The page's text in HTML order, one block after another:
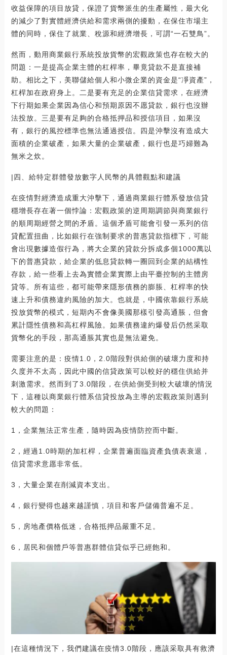
收益保障的項目放貸，保證了貨幣派生的生產屬性，最大化
的減少了對實體經濟供給和需求兩側的擾動，在保住市場主
體的同時，保住了就業、稅源和經濟增長，可謂“一石雙鳥”。
然而，動用商業銀行系統投放貨幣的宏觀政策也存在較大的
問題：一是提高企業主體的杠桿率，畢竟貸款不是直接補
助。相比之下，美聯儲給個人和小微企業的資金是“凈資產”，
杠桿加在政府身上。二是要有充足的企業信貸需求，在經濟
下行期如果企業因為信心和預期原因不愿貸款，銀行也沒辦
法投放。三是要有足夠的合格抵押品和授信項目，如果沒
有，銀行的風控標準也無法通過授信。四是沖擊沒有造成大
面積的企業破產，如果大量的企業破產，銀行也是巧婦難為
無米之炊。
|四、給特定群體發放數字人民幣的具體觀點和建議
在疫情對經濟造成重大沖擊下，通過商業銀行體系發放信貸
穩增長存在著一個悖論：宏觀政策的逆周期調節與商業銀行
的順周期經營之間的矛盾。這個矛盾可能會引發一系列的信
貸配置扭曲，比如銀行在強制要求的普惠貸款指標下，可能
會出現數據造假行為，將大企業的貸款分拆成多個1000萬以
下的普惠貸款，給企業的低息貸款轉一圈回到企業的結構性
存款，給一些看上去為實體企業實際上由平臺控制的主體房
貸等。所有這些，都可能帶來隱形債務的膨脹、杠桿率的快
速上升和債務違約風險的加大。也就是，中國依靠銀行系統
投放貨幣的模式，短期內不會像美國那樣引發高通脹，但會
累計隱性債務和高杠桿風險。如果債務違約爆發后仍然采取
貨幣化的手段，那高通脹其實也是無法避免。
需要注意的是：疫情1.0，2.0階段對供給側的破壞力度和持
久度并不太高，因此中國的信貸政策可以較好的穩住供給并
刺激需求。然而到了3.0階段，在供給側受到較大破壞的情況
下，這種以商業銀行體系信貸投放為主導的宏觀政策則遇到
較大的問題：
1，企業無法正常生產，隨時因為疫情防控而中斷。
2，經過1.0時期的加杠桿，企業普遍面臨資產負債表衰退，
信貸需求意愿非常低。
3，大量企業在削減資本支出。
4，銀行變得也越來越謹慎，項目和客戶儲備普遍不足。
5，房地產價格低迷，合格抵押品嚴重不足。
6，居民和個體戶等普惠群體信貸似乎已經飽和。
|在這種情況下，我們建議在疫情3.0階段，應該采取具有救濟